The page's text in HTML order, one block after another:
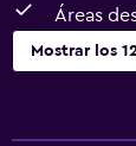
Áreas
Mostrar los